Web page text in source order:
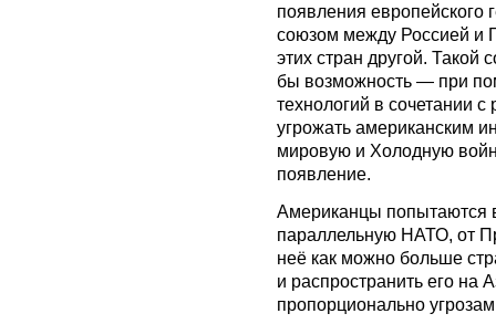
появления европейского
союзом между Россией и
этих стран другой. Такой
бы возможность — при
технологий в сочетании
угрожать американским
мировую и Холодную
появление.
Американцы попытаются
параллельную НАТО, от
неё как можно больше
и распространить его на
пропорционально